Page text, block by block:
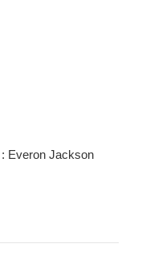
: Everon Jackson